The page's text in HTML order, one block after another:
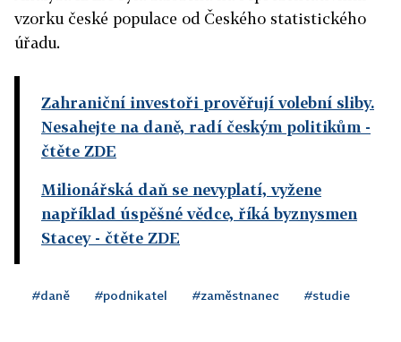
vzorku české populace od Českého statistického
úřadu.
Zahraniční investoři prověřují volební sliby.
Nesahejte na daně, radí českým politikům -
čtěte ZDE
Milionářská daň se nevyplatí, vyžene
například úspěšné vědce, říká byznysmen
Stacey- čtěte ZDE
#daně #podnikatel #zaměstnanec #studie